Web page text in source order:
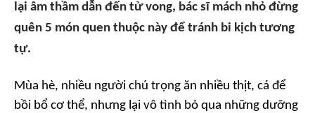
lại âm thầm dẫn đến tử vong, bác sĩ mách nhỏ đừng
quên 5 món quen thuộc này để tránh bi kịch tương
tự.
Mùa hè, nhiều người chú trọng ăn nhiều thịt, cá để
bồi bổ cơ thể, nhưng lại vô tình bỏ qua những dưỡng